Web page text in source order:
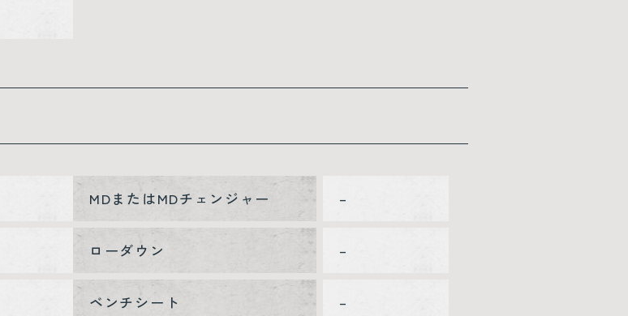
MDまたはMDチェンジャー –
ローダウン –
ベンチシート –